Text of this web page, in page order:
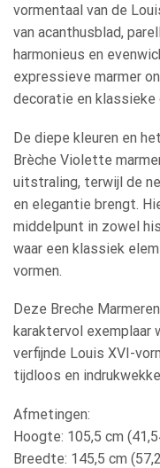
vormentaal van de
van acanthusblad,
harmonieus en
expressieve marmer
decoratie en klassieke
De diepe kleuren en
Brèche Violette
uitstraling, terwijl de
en elegantie brengt.
middelpunt in zowel
waar een klassiek
vormen.
Deze Breche
karaktervol exemplaar
verfijnde Louis XVI-
tijdloos en
Afmetingen:
Hoogte: 105,5 cm
Breedte: 145,5 cm